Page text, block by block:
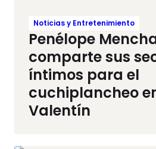
Noticias y Entretenimiento
Penélope
comparte sus
íntimos para el
cuchiplancheo
Valentín